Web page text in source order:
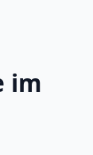
im